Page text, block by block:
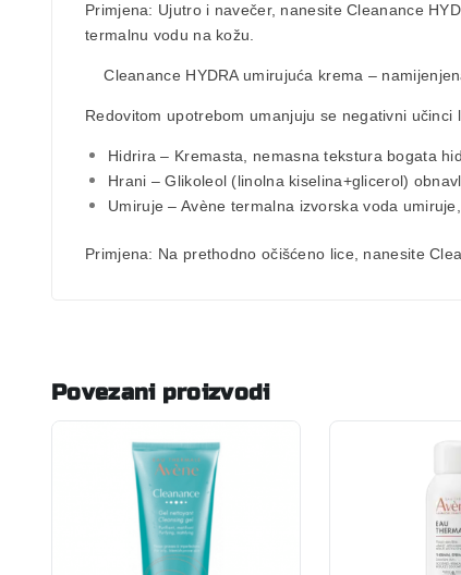
Primjena: Ujutro i navečer, nanesite Cleanance
termalnu vodu na kožu.
Cleanance HYDRA umirujuća krema –
Redovitom upotrebom umanjuju se negativni
Hidrira – Kremasta, nemasna tekstura bogata
Hrani – Glikoleol (linolna kiselina+glicerol)
Umiruje – Avène termalna izvorska voda
Primjena: Na prethodno očišćeno lice, nanesite
Povezani proizvodi